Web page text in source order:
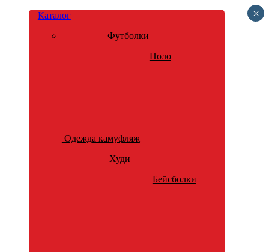
Каталог
Футболки
Поло
Одежда камуфляж
Худи
Бейсболки
×